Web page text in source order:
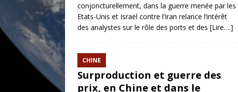
conjoncturellement, dans la guerre menée par les
Etats-Unis et Israël contre l’Iran relance l’intérêt
des analystes sur le rôle des ports et des [Lire….]
CHINE
Surproduction et guerre des
prix, en Chine et dans le